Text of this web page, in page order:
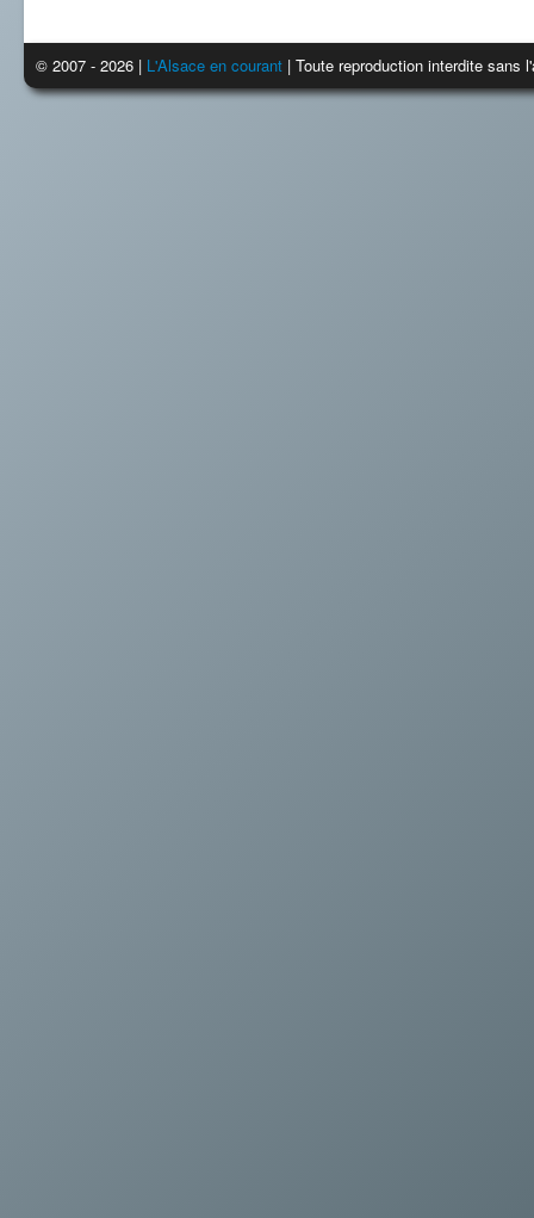
© 2007 - 2026 | L'Alsace en courant | Toute reproduction interdite sans